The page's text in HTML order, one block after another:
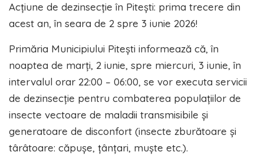
Acțiune de dezinsecție în Pitești: prima trecere din
acest an, în seara de 2 spre 3 iunie 2026!
Primăria Municipiului Pitești informează că, în
noaptea de marți, 2 iunie, spre miercuri, 3 iunie, în
intervalul orar 22:00 – 06:00, se vor executa servicii
de dezinsecție pentru combaterea populațiilor de
insecte vectoare de maladii transmisibile și
generatoare de disconfort (insecte zburătoare și
târâtoare: căpușe, țânțari, muște etc.).